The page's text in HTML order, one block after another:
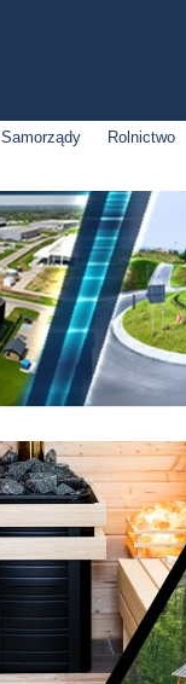
Samorządy Rolnictwo